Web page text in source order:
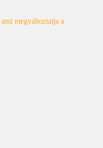
megváltoztatja a